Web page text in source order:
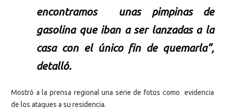
encontramos unas pimpinas de
gasolina que iban a ser lanzadas a la
casa con el único fin de quemarla”,
detalló.
Mostró a la prensa regional una serie de fotos como evidencia
de los ataques a su residencia.